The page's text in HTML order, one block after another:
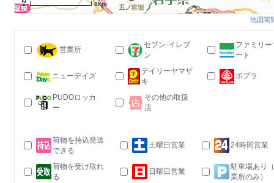
8km
地図閲
営業所
セブン-イレブ
ン
ファミリー
ート
ニューデイズ
デイリーヤマザ
キ
ポプラ
PUDOロッカ
ー
その他の取扱
店
荷物を持込発送
できる
土曜日営業 24時間営業
荷物を受け取れ
る
日曜日営業
駐車場あり
業所のみ）